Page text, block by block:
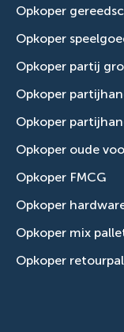
Opkoper
Opkoper
Opkoper partij
Opkoper
Opkoper
Opkoper oude
Opkoper FMCG
Opkoper
Opkoper mix
Opkoper